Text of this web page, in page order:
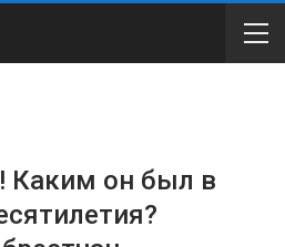
Каким он был в